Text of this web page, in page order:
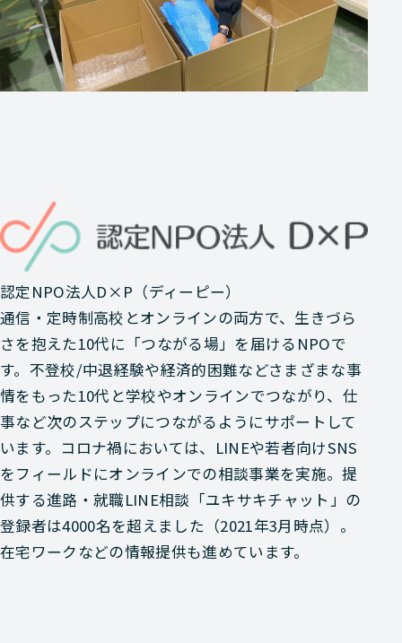
認定NPO法人D×P（ディーピー）
通信・定時制高校とオンラインの両方で、生きづら
さを抱えた10代に「つながる場」を届けるNPOで
す。不登校/中退経験や経済的困難などさまざまな事
情をもった10代と学校やオンラインでつながり、仕
事など次のステップにつながるようにサポートして
います。コロナ禍においては、LINEや若者向けSNS
をフィールドにオンラインでの相談事業を実施。提
供する進路・就職LINE相談「ユキサキチャット」の
登録者は4000名を超えました（2021年3月時点）。
在宅ワークなどの情報提供も進めています。